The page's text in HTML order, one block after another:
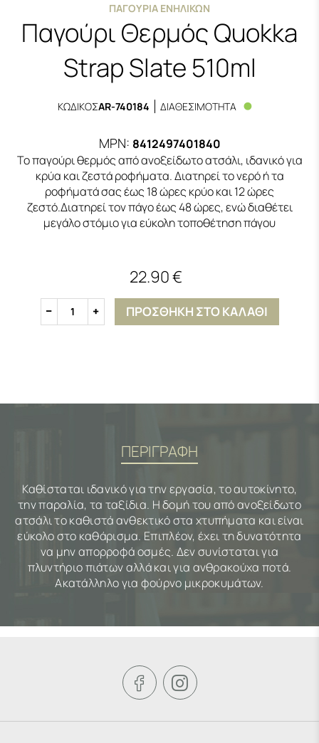
ΠΑΓΟΎΡΙΑ ΕΝΗΛΊΚΩΝ
Παγούρι Θερμός Quokka
Strap Slate 510ml
ΚΩΔΙΚΟΣAR-740184 ΔΙΑΘΕΣΙΜΟΤΗΤΑ
MPN: 8412497401840
Το παγούρι θερμός από ανοξείδωτο ατσάλι, ιδανικό για
κρύα και ζεστά ροφήματα. Διατηρεί το νερό ή τα
ροφήματά σας έως 18 ώρες κρύο και 12 ώρες
ζεστό.Διατηρεί τον πάγο έως 48 ώρες, ενώ διαθέτει
μεγάλο στόμιο για εύκολη τοποθέτηση πάγου
22.90 €
1 ΠΡΟΣΘΗΚΗ ΣΤΟ ΚΑΛΑΘΙ
ΠΕΡΙΓΡΑΦΗ
Kαθίσταται ιδανικό για την εργασία, το αυτοκίνητο,
την παραλία, τα ταξίδια. Η δομή του από ανοξείδωτο
ατσάλι το καθιστά ανθεκτικό στα χτυπήματα και είναι
εύκολο στο καθάρισμα. Eπιπλέον, έχει τη δυνατότητα
να μην απορροφά οσμές. Δεν συνίσταται για
πλυντήριο πιάτων αλλά και για ανθρακούχα ποτά.
Ακατάλληλο για φούρνο μικροκυμάτων.
 